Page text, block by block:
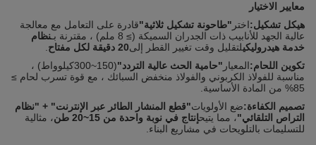
معايير الاختيار
هيكل تشكيل:اختر "طاحونة تشكيل ثلاثية"قادرة على التعامل مع معالجة
عالية الجهد للأنابيب ذات الجدران السميكة (≥ 8 ملم) ، مقترنة بـ
نظام
خدمة هيدروليكيلتقليل وقت تغيير القطر إلى20 دقيقة لكل مفتاح
تكوين اللحام:المعيار "حامية الحث عالية التردد"
(150~300كيلوواط) ،
مناسبة للفولاذ الكربوني والفولاذ منخفض السبائك ، مع قوة تسرب لحام ≥
85% من المادة الأساسية.
تصميم الكفاءة:ضع الأولويات"قطع المنشار الطائر عبر الإنترنت" + "نظام
التراص التلقائي"، مما يتيحإنتاج في نوبة واحدة من 15~20 طن
، مثالية
للتسليمات بالتلويحات في مشاريع البناء.